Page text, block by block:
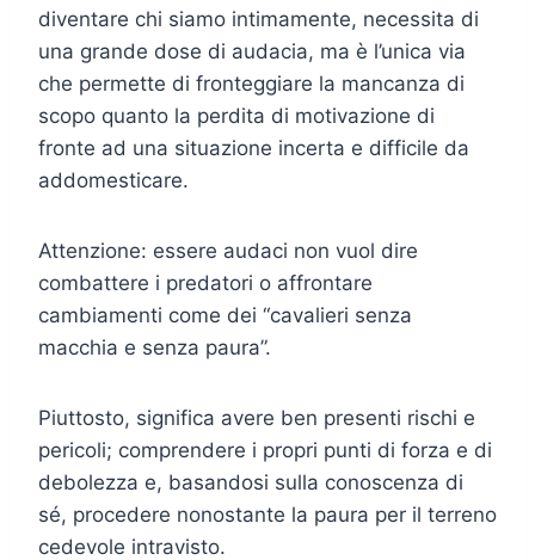
diventare chi siamo intimamente, necessita di
una grande dose di audacia, ma è l’unica via
che permette di fronteggiare la mancanza di
scopo quanto la perdita di motivazione di
fronte ad una situazione incerta e difficile da
addomesticare.
Attenzione: essere audaci non vuol dire
combattere i predatori o affrontare
cambiamenti come dei “cavalieri senza
macchia e senza paura”.
Piuttosto, significa avere ben presenti rischi e
pericoli; comprendere i propri punti di forza e di
debolezza e, basandosi sulla conoscenza di
sé, procedere nonostante la paura per il terreno
cedevole intravisto.